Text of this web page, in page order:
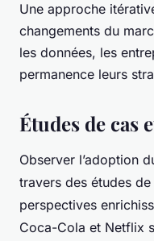
Une approche
changements du
les données, les
permanence leurs
Études de cas
Observer l’adoption
travers des études
perspectives
Coca-Cola et Netflix